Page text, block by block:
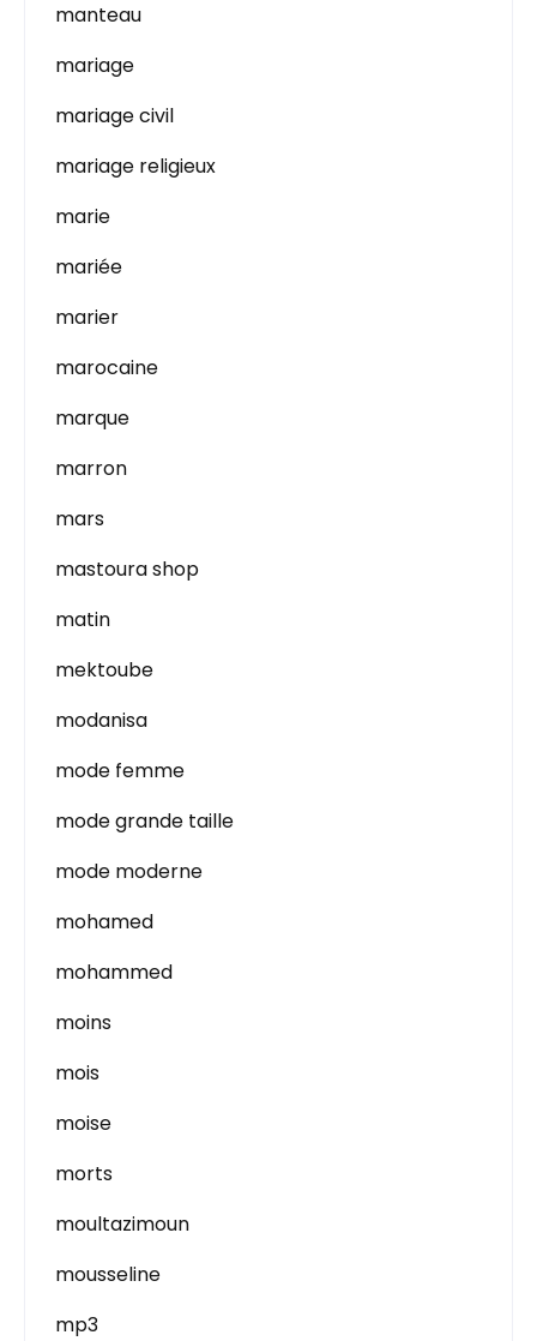
manteau
mariage
mariage civil
mariage religieux
marie
mariée
marier
marocaine
marque
marron
mars
mastoura shop
matin
mektoube
modanisa
mode femme
mode grande taille
mode moderne
mohamed
mohammed
moins
mois
moise
morts
moultazimoun
mousseline
mp3